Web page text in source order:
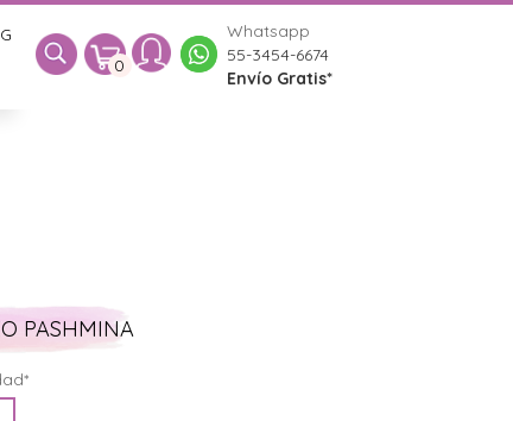
0
Whatsapp
55-3454-6674
Envío Gratis*
PASHMINA